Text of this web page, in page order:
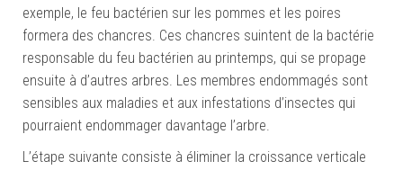
exemple, le feu bactérien sur les pommes et les poires
formera des chancres. Ces chancres suintent de la bactérie
responsable du feu bactérien au printemps, qui se propage
ensuite à d’autres arbres. Les membres endommagés sont
sensibles aux maladies et aux infestations d’insectes qui
pourraient endommager davantage l’arbre.
L’étape suivante consiste à éliminer la croissance verticale